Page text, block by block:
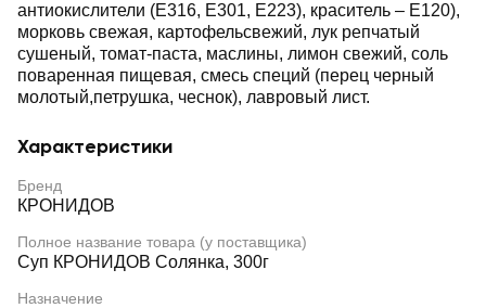
антиокислители (Е316, Е301, Е223), краситель – Е120),
морковь свежая, картофельсвежий, лук репчатый
сушеный, томат-паста, маслины, лимон свежий, соль
поваренная пищевая, смесь специй (перец черный
молотый,петрушка, чеснок), лавровый лист.
Характеристики
Бренд
КРОНИДОВ
Полное название товара (у поставщика)
Суп КРОНИДОВ Солянка, 300г
Назначение